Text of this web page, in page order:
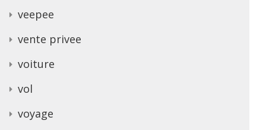
veepee
vente privee
voiture
vol
voyage